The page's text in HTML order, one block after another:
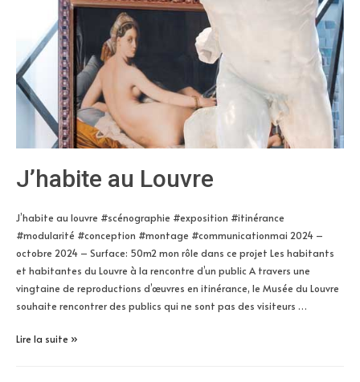
J’habite au Louvre
J’habite au louvre #scénographie #exposition #itinérance
#modularité #conception #montage #communicationmai 2024 –
octobre 2024 – Surface: 50m2 mon rôle dans ce projet Les habitants
et habitantes du Louvre à la rencontre d’un public A travers une
vingtaine de reproductions d’œuvres en itinérance, le Musée du Louvre
souhaite rencontrer des publics qui ne sont pas des visiteurs …
J’habite
Lire la suite »